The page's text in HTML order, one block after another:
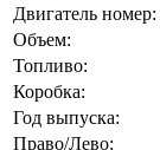
Двигатель номер:
Объем:
Топливо:
Коробка:
Год выпуска:
Право/Лево: